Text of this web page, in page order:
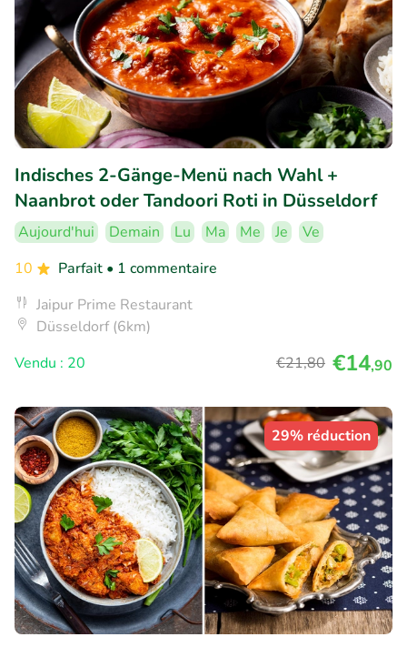
Indisches 2-Gänge-Menü nach Wahl +
Naanbrot oder Tandoori Roti in Düsseldorf
Aujourd'hui Demain Lu Ma Me Je
Ve
10
Parfait • 1 commentaire
Jaipur Prime Restaurant
Düsseldorf (6km)
Vendu : 20
€21,80 €14,90
29% réduction